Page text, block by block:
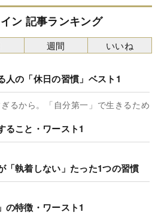
ン 記事ランキング
人の「休日の習慣」ベスト1
るから。「自分第一」で生きるため
ること・ワースト1
「執着しない」たった1つの習慣
の特徴・ワースト1
週間 いいね